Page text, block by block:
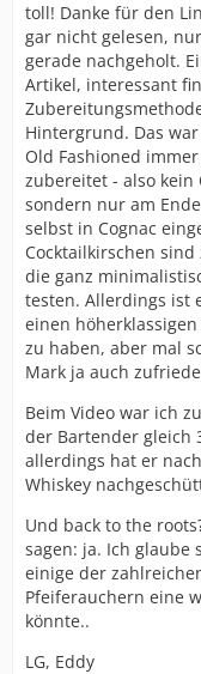
toll! Danke für den
gar nicht gelesen,
gerade nachgeholt.
Artikel, interessant
Hintergrund. Das
Old Fashioned
zubereitet - also
sondern nur am
selbst in Cognac
Cocktailkirschen
die ganz
testen. Allerdings ist
einen
zu haben, aber mal
Mark ja auch
Beim Video war ich
der Bartender gleich
allerdings hat er
Whiskey
Und back to the
sagen: ja. Ich glaube
einige der
Pfeiferauchern eine
könnte..
LG, Eddy